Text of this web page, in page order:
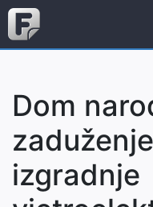
Dom
izgradnje